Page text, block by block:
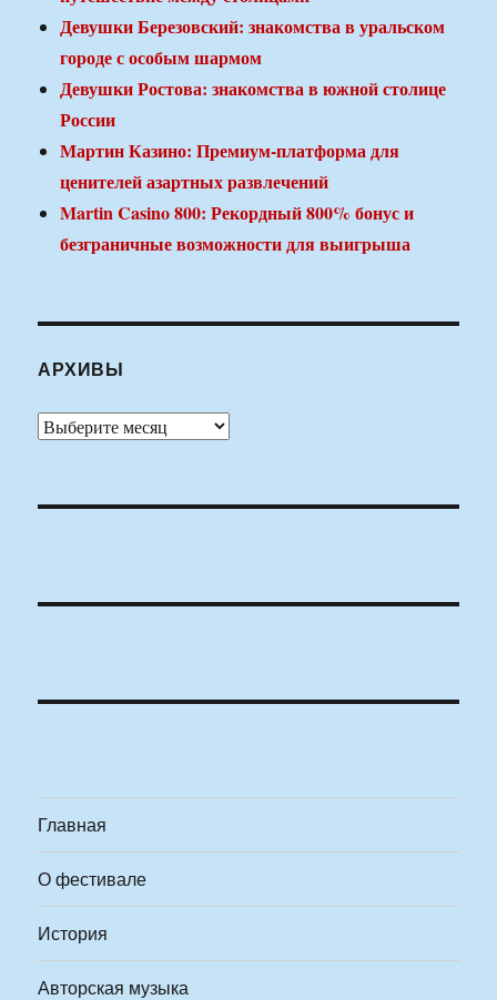
Девушки Березовский: знакомства в уральском
городе с особым шармом
Девушки Ростова: знакомства в южной столице
России
Мартин Казино: Премиум-платформа для
ценителей азартных развлечений
Martin Casino 800: Рекордный 800% бонус и
безграничные возможности для выигрыша
АРХИВЫ
Архивы
Главная
О фестивале
История
Авторская музыка